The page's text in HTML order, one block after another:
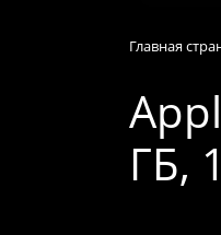
Главная
ГБ,